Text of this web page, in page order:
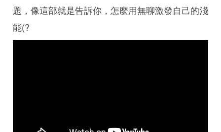
題，像這部就是告訴你，怎麼用無聊激發自己的淺
能(?